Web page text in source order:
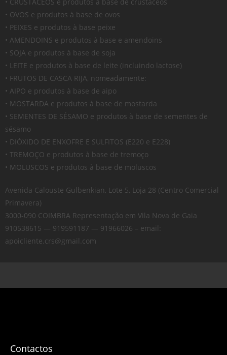
• OVOS e produtos à base de ovos
• PEIXES e produtos à base peixe
• AMENDOINS e produtos à base e amendoins
• SOJA e produtos à base de soja
• LEITE e produtos à base de leite (incluindo lactose)
• FRUTOS DE CASCA RIJA, nomeadamente:
• AIPO e produtos à base de aipo
• MOSTARDA e produtos à base de mostarda
• SEMENTES DE SÉSAMO e produtos à base de sementes de
sésamo
• DIÓXIDO DE ENXOFRE E SULFITOS (E220 e E228)
• TREMOÇO e produtos à base de tremoço
• MOLUSCOS e produtos à base de moluscos
Avenida Calouste Gulbenkian, Lote 5, Loja 28 (Centro Comercial
Primavera)
3000-090 COIMBRA Representação em Vila Nova de Gaia
910538615 — 919591187 — 91966026 – email:
apoicliente.crs@gmail.com
Contactos